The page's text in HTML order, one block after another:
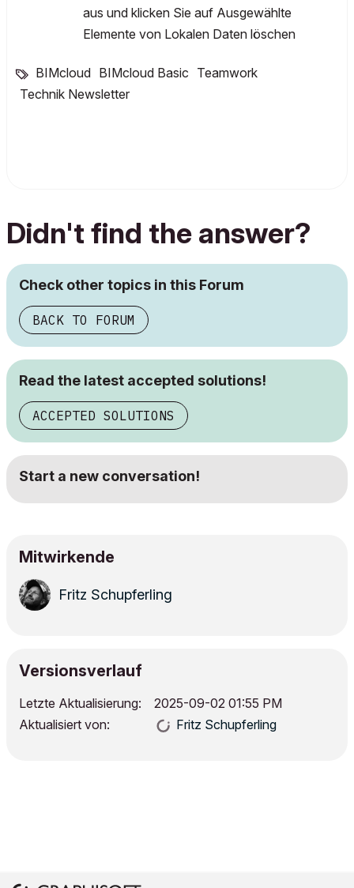
aus und klicken Sie auf Ausgewählte
Elemente von Lokalen Daten löschen
BIMcloud BIMcloud Basic Teamwork
Technik Newsletter
Didn't find the answer?
Check other topics in this Forum
BACK TO FORUM
Read the latest accepted solutions!
ACCEPTED SOLUTIONS
Start a new conversation!
Mitwirkende
Fritz Schupferling
Versionsverlauf
Letzte Aktualisierung: ‎2025-09-02 01:55 PM
Aktualisiert von:
Fritz Schupferling